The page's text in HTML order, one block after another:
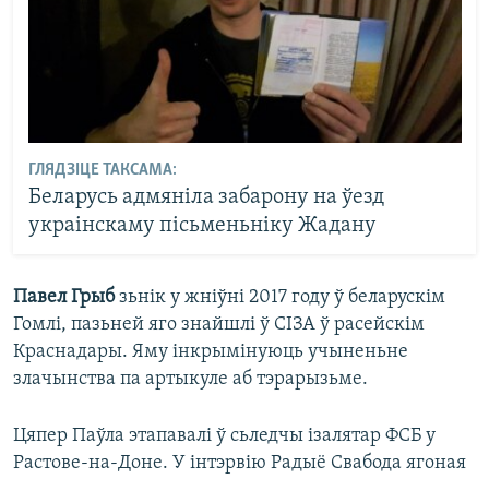
ГЛЯДЗІЦЕ ТАКСАМА:
Беларусь адмяніла забарону на ўезд
украінскаму пісьменьніку Жадану
Павел Грыбзьнік у жніўні 2017 году ў беларускім
Гомлі, пазьней яго знайшлі ў СІЗА ў расейскім
Краснадары. Яму інкрымінуюць учыненьне
злачынства па артыкуле аб тэрарызьме.
Цяпер Паўла этапавалі ў сьледчы ізалятар ФСБ у
Растове-на-Доне. У інтэрвію Радыё Свабода ягоная